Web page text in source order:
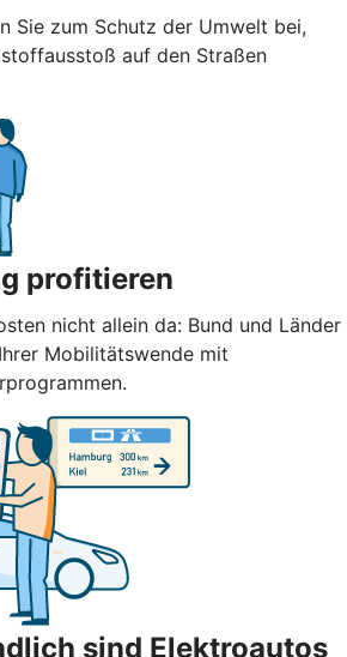
Sie zum Schutz der Umwelt bei,
auf den Straßen
profitieren
nicht allein da: Bund und Länder
Mobilitätswende mit
sind Elektroautos